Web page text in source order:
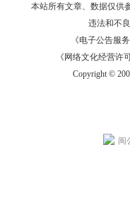
本站所有文章、数据仅供
违法和不
《电子公告服务
《网络文化经营许
Copyright ©
闽